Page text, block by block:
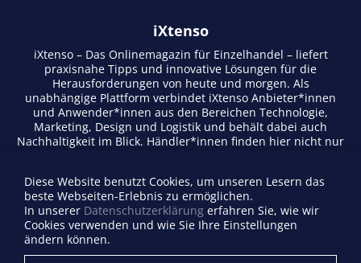
iXtenso
iXtenso – Das Onlinemagazin für Einzelhandel – liefert
praxisnahe Tipps und innovative Lösungen für die
Herausforderungen von heute und morgen. Als
unabhängige Plattform verbindet iXtenso Anbieter*innen
und Anwender*innen aus den Bereichen Technologie,
Marketing, Design und Logistik und behält dabei auch
Nachhaltigkeit im Blick. Händler*innen finden hier nicht nur
lebendigen Schreibstil und relevantem Content fördert das
Magazin den Austausch innerhalb der Retail-Community.
Ob digitale Trends oder praktische Alltagstipps – iXtenso
macht Wissen für den Handel zugänglich.
Diese Website benutzt Cookies, um unseren Lesern das
beste Webseiten-Erlebnis zu ermöglichen.
In unserer Datenschutzerklärung erfahren Sie, wie wir
Cookies verwenden und wie Sie Ihre Einstellungen
ändern können.